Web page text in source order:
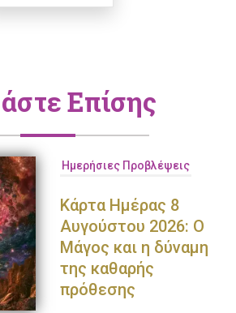
Επίσης
Ημερήσιες Προβλέψεις
Κάρτα Ημέρας 8
Αυγούστου 2026: Ο
Μάγος και η δύναμη
της καθαρής
πρόθεσης